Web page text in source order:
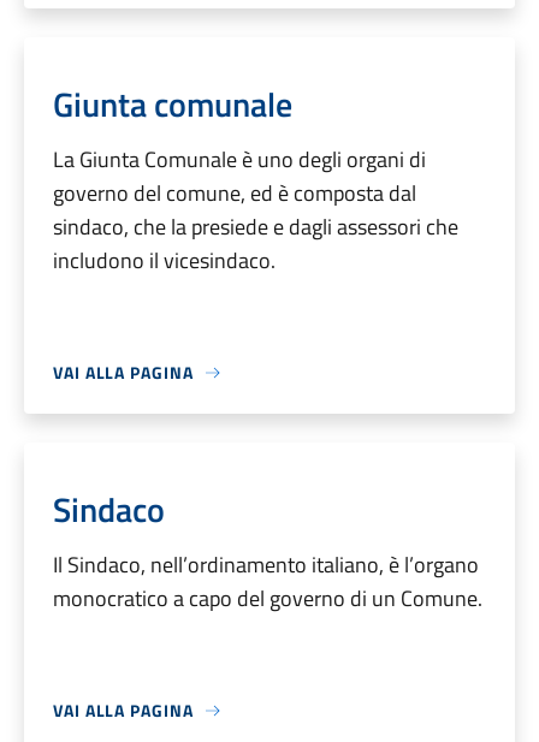
Giunta comunale
La Giunta Comunale è uno degli organi di
governo del comune, ed è composta dal
sindaco, che la presiede e dagli assessori che
includono il vicesindaco.
VAI ALLA PAGINA
Sindaco
Il Sindaco, nell’ordinamento italiano, è l’organo
monocratico a capo del governo di un Comune.
VAI ALLA PAGINA